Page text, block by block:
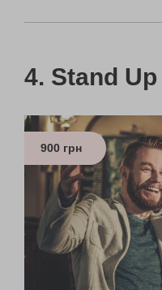
Stand
900 грн